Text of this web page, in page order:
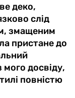
деко,
слід
змащеним
пристане до
мого досвіду,
повністю